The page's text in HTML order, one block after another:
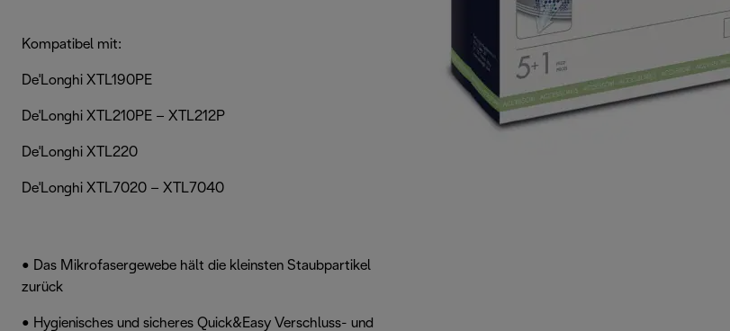
Kompatibel mit:
De'Longhi XTL190PE
De'Longhi XTL210PE – XTL212PET
De'Longhi XTL220
De'Longhi XTL7020 – XTL7040 – XTL7060
• Das Mikrofasergewebe hält die kleinsten Staubpartikel
zurück
• Hygienisches und sicheres Quick&Easy Verschluss- und